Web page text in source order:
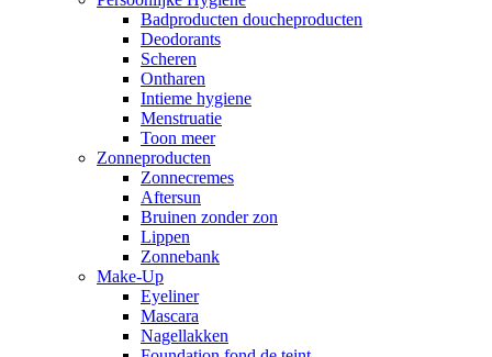
Badproducten doucheproducten
Deodorants
Scheren
Ontharen
Intieme hygiene
Menstruatie
Toon meer
Zonneproducten
Zonnecremes
Aftersun
Bruinen zonder zon
Lippen
Zonnebank
Make-Up
Eyeliner
Mascara
Nagellakken